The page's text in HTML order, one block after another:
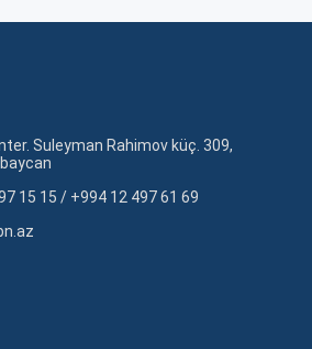
Suleyman Rahimov küç. 309,
15 15 / +994 12 497 61 69